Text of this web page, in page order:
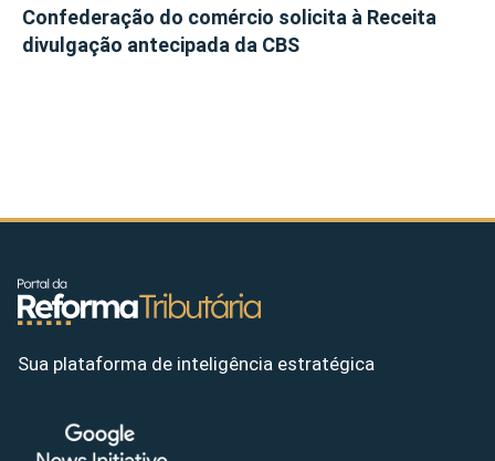
Confederação do comércio solicita à Receita
divulgação antecipada da CBS
Sua plataforma de inteligência estratégica